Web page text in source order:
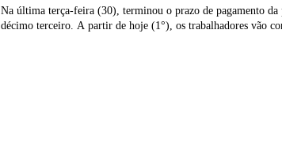
Na última terça-feira (30), terminou o prazo de pagamento da
décimo terceiro. A partir de hoje (1°), os trabalhadores vão